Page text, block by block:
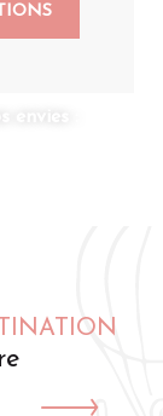
envies :